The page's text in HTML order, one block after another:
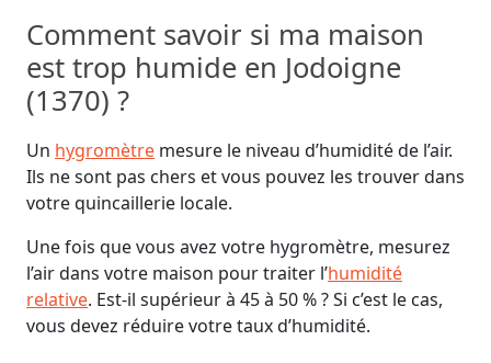
Comment savoir si ma maison
est trop humide en Jodoigne
(1370) ?
Un hygromètre mesure le niveau d’humidité de l’air.
Ils ne sont pas chers et vous pouvez les trouver dans
votre quincaillerie locale.
Une fois que vous avez votre hygromètre, mesurez
l’air dans votre maison pour traiter l’humidité
relative. Est-il supérieur à 45 à 50 % ? Si c’est le cas,
vous devez réduire votre taux d’humidité.